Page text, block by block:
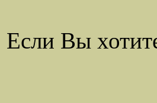
Если Вы